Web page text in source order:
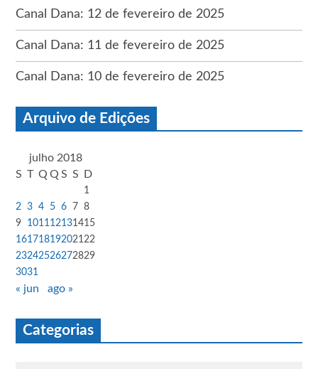
Canal Dana: 12 de fevereiro de 2025
Canal Dana: 11 de fevereiro de 2025
Canal Dana: 10 de fevereiro de 2025
Arquivo de Edições
julho 2018
S T Q Q S S D
1
2
3 4 5 6 7 8
9
1011 12131415
161718192021 22
23242526272829
3031
« jun ago »
Categorias